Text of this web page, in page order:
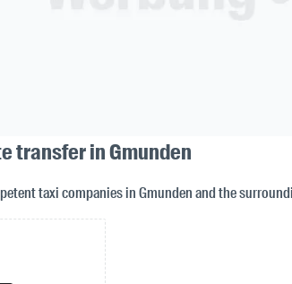
transfer in Gmunden
taxi companies in Gmunden and the